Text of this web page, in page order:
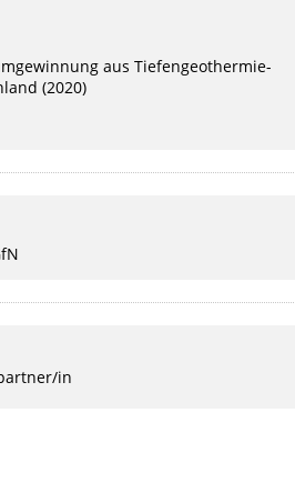
aus Tiefengeothermie-
(2020)
in